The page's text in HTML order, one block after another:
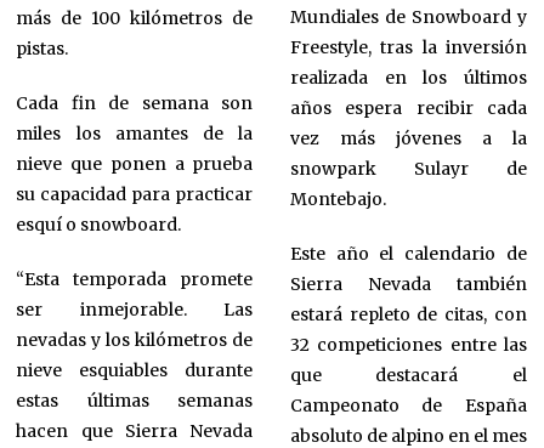
más de 100 kilómetros de
pistas.
Cada fin de semana son
miles los amantes de la
nieve que ponen a prueba
su capacidad para practicar
esquí o snowboard.
“Esta temporada promete
ser inmejorable. Las
nevadas y los kilómetros de
nieve esquiables durante
estas últimas semanas
hacen que Sierra Nevada
Mundiales de Snowboard y
Freestyle, tras la inversión
realizada en los últimos
años espera recibir cada
vez más jóvenes a la
snowpark Sulayr de
Montebajo.
Este año el calendario de
Sierra Nevada también
estará repleto de citas, con
32 competiciones entre las
que destacará el
Campeonato de España
absoluto de alpino en el mes